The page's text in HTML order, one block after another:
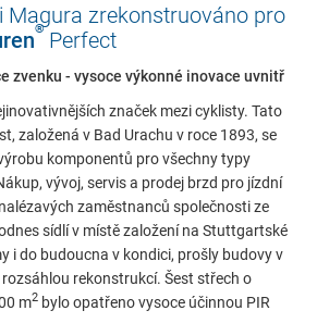
Magura zrekonstruováno pro
® Perfect
zvenku - vysoce výkonné inovace uvnitř
značek mezi cyklisty. Tato
založená v Bad Urachu v roce 1893, se
komponentů pro všechny typy
vývoj, servis a prodej brzd pro jízdní
zaměstnanců společnosti ze
sídlí v místě založení na Stuttgartské
i do budoucna v kondici, prošly budovy v
rekonstrukcí. Šest střech o
m2 bylo opatřeno vysoce účinnou PIR